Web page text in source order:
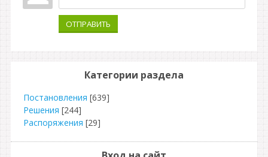
ОТПРАВИТЬ
Категории раздела
Постановления [639]
Решения [244]
Распоряжения [29]